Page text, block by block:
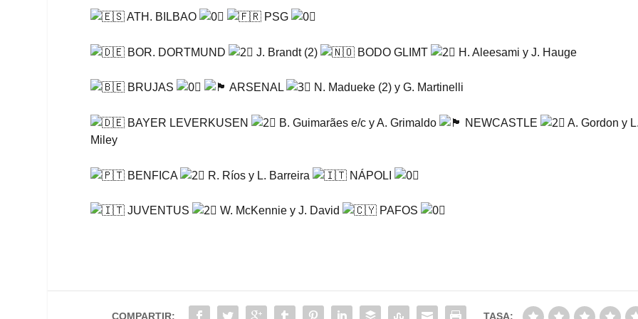
ATH. BILBAO PSG
BOR. DORTMUND J. Brandt (2) BODO GLIMT H. Aleesami y J. Hauge
BRUJAS ARSENAL N. Madueke (2) y G. Martinelli
BAYER LEVERKUSEN B. Guimarães e/c y A. Grimaldo NEWCASTLE
A. Gordon y
Miley
BENFICA R. Ríos y L. Barreira NÁPOLI
JUVENTUS W. McKennie y J. David PAFOS
COMPARTIR: TASA: